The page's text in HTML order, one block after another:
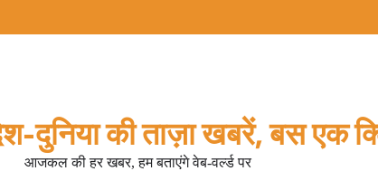
दुनिया की ताज़ा खबरें, बस एक
आजकल की हर खबर, हम बताएंगे वेब-वर्ल्ड पर